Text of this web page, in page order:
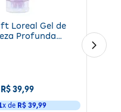
Loreal Gel de
Profunda
R$39,99
x de R$ 39,99